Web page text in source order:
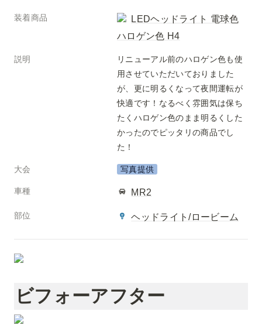
装着商品
LEDヘッドライト 電球色
ハロゲン色 H4
説明
リニューアル前のハロゲン色も使
用させていただいておりました
が、更に明るくなって夜間運転が
快適です！なるべく雰囲気は保ち
たくハロゲン色のまま明るくした
かったのでピッタリの商品でし
た！
大会 写真提供
車種 MR2
部位 ヘッドライト/ロービーム
ビフォーアフター